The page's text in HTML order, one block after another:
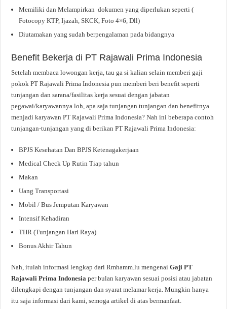
Memiliki dan Melampirkan dokumen yang diperlukan seperti (
Fotocopy KTP, Ijazah, SKCK, Foto 4×6, Dll)
Diutamakan yang sudah berpengalaman pada bidangnya
Benefit Bekerja di PT Rajawali Prima Indonesia
Setelah membaca lowongan kerja, tau ga si kalian selain memberi gaji
pokok PT Rajawali Prima Indonesia pun memberi beri benefit seperti
tunjangan dan sarana/fasilitas kerja sesuai dengan jabatan
pegawai/karyawannya loh, apa saja tunjangan tunjangan dan benefitnya
menjadi karyawan PT Rajawali Prima Indonesia? Nah ini beberapa contoh
tunjangan-tunjangan yang di berikan PT Rajawali Prima Indonesia:
BPJS Kesehatan Dan BPJS Ketenagakerjaan
Medical Check Up Rutin Tiap tahun
Makan
Uang Transportasi
Mobil / Bus Jemputan Karyawan
Intensif Kehadiran
THR (Tunjangan Hari Raya)
Bonus Akhir Tahun
Nah, itulah informasi lengkap dari Rmhamm.lu mengenaiGaji PT
Rajawali Prima Indonesiaper bulan karyawan sesuai posisi atau jabatan
dilengkapi dengan tunjangan dan syarat melamar kerja. Mungkin hanya
itu saja informasi dari kami, semoga artikel di atas bermanfaat.